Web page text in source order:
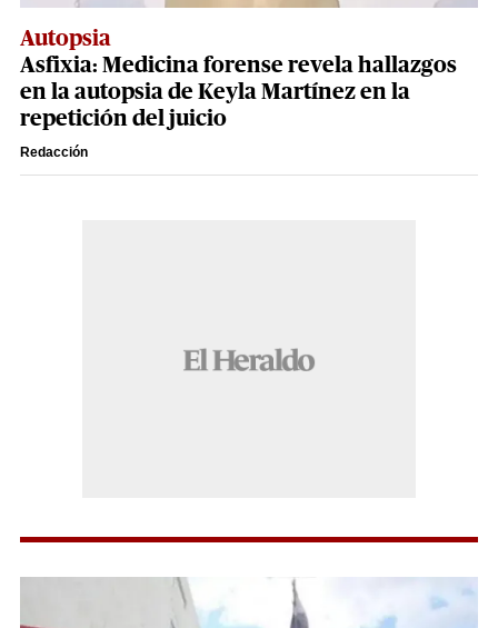
Autopsia
Asfixia: Medicina forense revela hallazgos
en la autopsia de Keyla Martínez en la
repetición del juicio
Redacción